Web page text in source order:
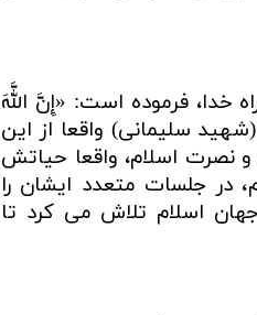
خدا، فرموده است: «إِنَّ اللَّهَ
سلیمانی) واقعا از این
نصرت اسلام، واقعا حیاتش
در جلسات متعدد ایشان را
اسلام تلاش می کرد تا